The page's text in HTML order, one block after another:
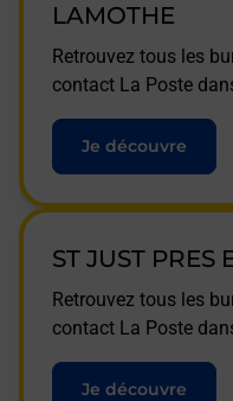
LAMOTHE
Retrouvez tous les
contact La Poste
Je découvre
ST JUST PRES
Retrouvez tous les
contact La Poste
Je découvre